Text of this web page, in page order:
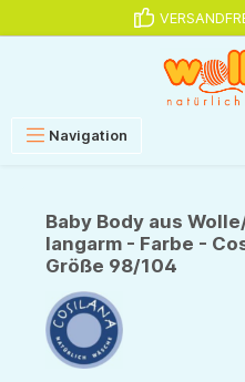
Navigation
Baby Body aus
langarm - Farbe -
Größe 98/104